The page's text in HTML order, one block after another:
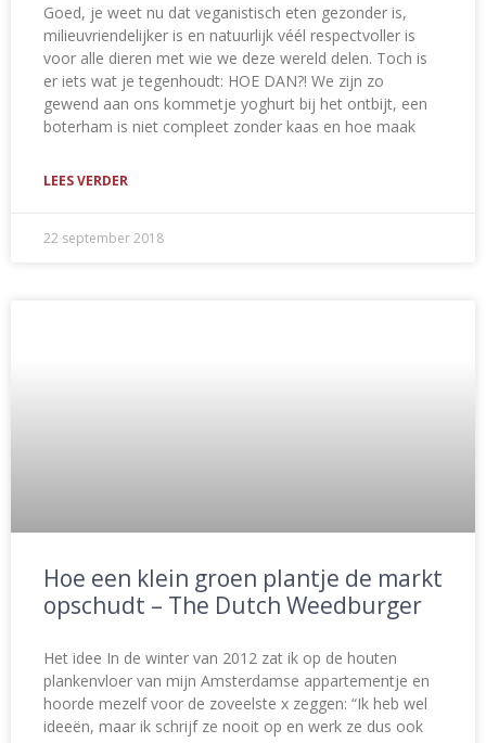
Goed, je weet nu dat veganistisch eten gezonder is,
milieuvriendelijker is en natuurlijk véél respectvoller is
voor alle dieren met wie we deze wereld delen. Toch is
er iets wat je tegenhoudt: HOE DAN?! We zijn zo
gewend aan ons kommetje yoghurt bij het ontbijt, een
boterham is niet compleet zonder kaas en hoe maak
LEES VERDER
22 september 2018
Hoe een klein groen plantje de markt
opschudt – The Dutch Weedburger
Het idee In de winter van 2012 zat ik op de houten
plankenvloer van mijn Amsterdamse appartementje en
hoorde mezelf voor de zoveelste x zeggen: “Ik heb wel
ideeën, maar ik schrijf ze nooit op en werk ze dus ook